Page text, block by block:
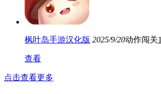
枫叶岛手游汉化版 2025/9/20动作闯关
查看
点击查看更多